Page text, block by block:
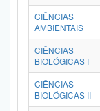
CIÊNCIAS
AMBIENTAIS
CIÊNCIAS
BIOLÓGICAS I
CIÊNCIAS
BIOLÓGICAS II